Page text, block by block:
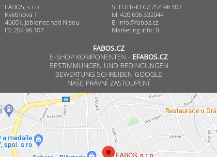
FABOS, s.r.o.
Kvetinova 1
46601, Jablonec nad Nisou
ID: 254 96 107
STEUER-ID CZ 254 96 107
M: 420 606 332044
E: info@fabos.cz
Marketing info: 0
FABOS.CZ
E-SHOP KOMPONENTEN - EFABOS.CZ
BESTIMMUNGEN UND BEDINGUNGEN
BEWERTUNG SCHREIBEN GOOGLE
NAŠE PRÁVNÍ ZASTOUPENÍ